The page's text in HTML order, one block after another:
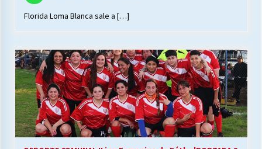
Florida Loma Blanca sale a […]